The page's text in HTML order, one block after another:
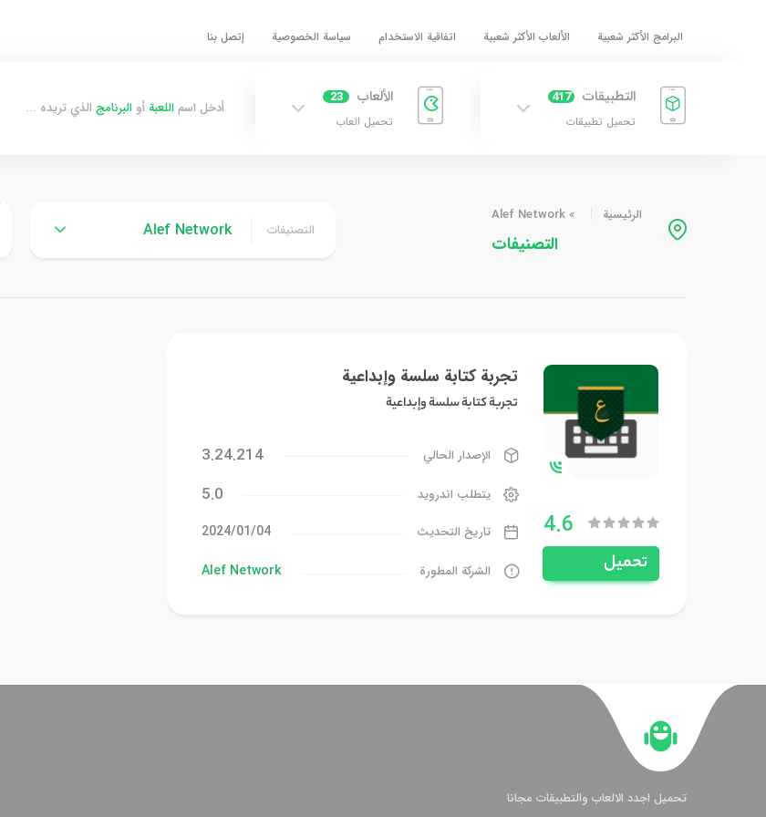
البرامج الأكثر شعبية الألعاب الأكثر شعبية اتفاقية الاستخدام سياسة الخصوصية إتصل بنا
التطبيقات 417
تحميل تطبيقات
الألعاب 23
تحميل العاب
أدخل اسم اللعبة أو البرنامج الذي تريده ...
الرئيسية »
Alef Network
التصنيفات
التصنيفات Alef Network
4.6
تحميل
تجربة كتابة سلسة وإبداعية
تجربة كتابة سلسة وإبداعية
الإصدار الحالي 3.24.214
يتطلب اندرويد 5.0
تاريخ التحديث 04‏/01‏/2024
الشركة المطورة Alef Network
تحميل اجدد الالعاب والتطبيقات مجانا